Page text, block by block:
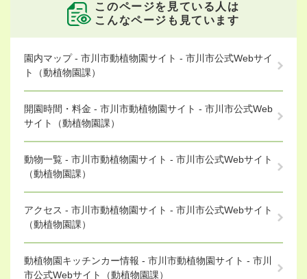
このページを見ている人は
こんなページも見ています
園内マップ - 市川市動植物園サイト - 市川市公式Webサイ
ト（動植物園課）
開園時間・料金 - 市川市動植物園サイト - 市川市公式Web
サイト（動植物園課）
動物一覧 - 市川市動植物園サイト - 市川市公式Webサイト
（動植物園課）
アクセス - 市川市動植物園サイト - 市川市公式Webサイト
（動植物園課）
動植物園キッチンカー情報 - 市川市動植物園サイト - 市川
市公式Webサイト（動植物園課）